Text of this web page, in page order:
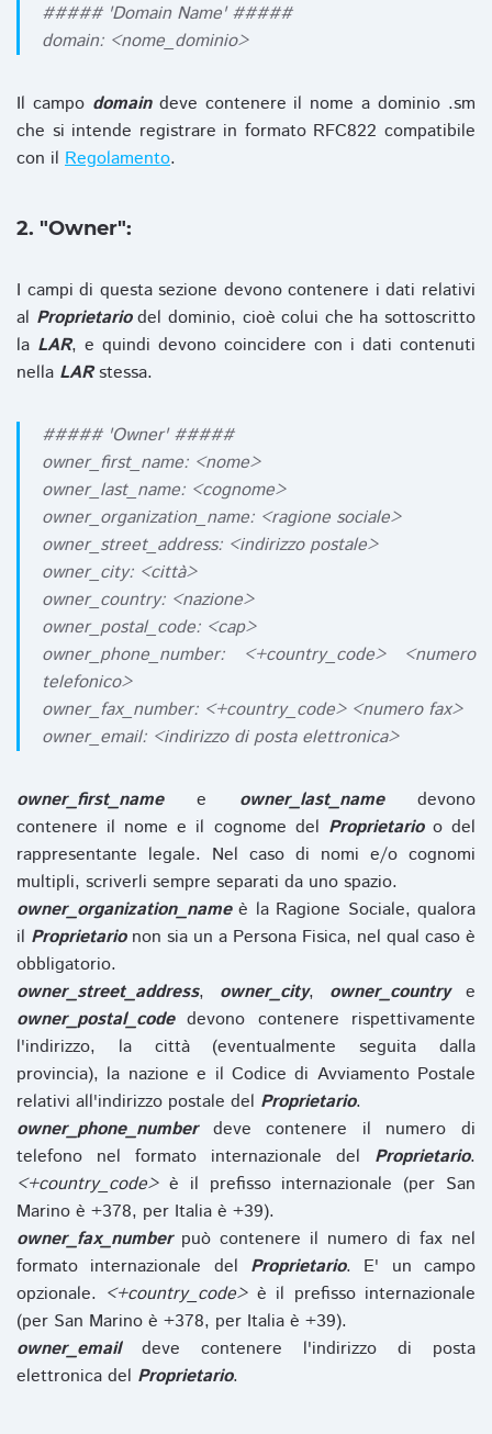
##### 'Domain Name' #####
domain: <nome_dominio>
Il campo domaindeve contenere il nome a dominio .sm
che si intende registrare in formato RFC822 compatibile
con il Regolamento.
2. "Owner":
I campi di questa sezione devono contenere i dati relativi
al Proprietariodel dominio, cioè colui che ha sottoscritto
la LAR, e quindi devono coincidere con i dati contenuti
nella LARstessa.
##### 'Owner' #####
owner_first_name: <nome>
owner_last_name: <cognome>
owner_organization_name: <ragione sociale>
owner_street_address: <indirizzo postale>
owner_city: <città>
owner_country: <nazione>
owner_postal_code: <cap>
owner_phone_number: <+country_code> <numero
telefonico>
owner_fax_number: <+country_code> <numero fax>
owner_email: <indirizzo di posta elettronica>
owner_first_namee owner_last_namedevono
contenere il nome e il cognome del Proprietarioo del
rappresentante legale. Nel caso di nomi e/o cognomi
multipli, scriverli sempre separati da uno spazio.
owner_organization_nameè la Ragione Sociale, qualora
il Proprietarionon sia un a Persona Fisica, nel qual caso è
obbligatorio.
owner_street_address, owner_city, owner_countrye
owner_postal_codedevono contenere rispettivamente
l'indirizzo, la città (eventualmente seguita dalla
provincia), la nazione e il Codice di Avviamento Postale
relativi all'indirizzo postale del Proprietario.
owner_phone_numberdeve contenere il numero di
telefono nel formato internazionale del Proprietario.
<+country_code>è il prefisso internazionale (per San
Marino è +378, per Italia è +39).
owner_fax_numberpuò contenere il numero di fax nel
formato internazionale del Proprietario. E' un campo
opzionale. <+country_code>è il prefisso internazionale
(per San Marino è +378, per Italia è +39).
owner_emaildeve contenere l'indirizzo di posta
elettronica del Proprietario.